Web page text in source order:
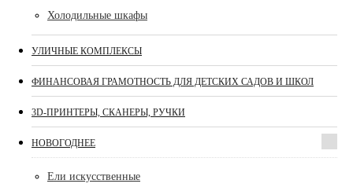
Холодильные шкафы
УЛИЧНЫЕ КОМПЛЕКСЫ
ФИНАНСОВАЯ ГРАМОТНОСТЬ ДЛЯ ДЕТСКИХ САДОВ И ШКОЛ
3D-ПРИНТЕРЫ, СКАНЕРЫ, РУЧКИ
НОВОГОДНЕЕ
Ели искусственные